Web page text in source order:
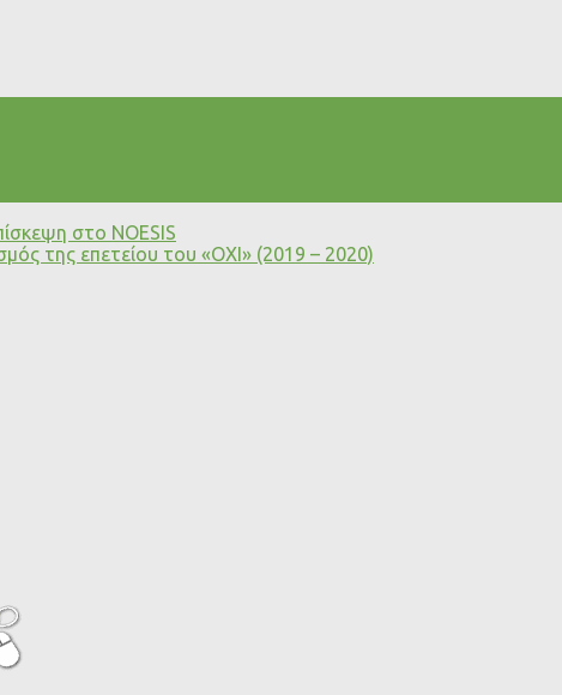
στο NOESIS
της επετείου του «ΟΧΙ» (2019 – 2020)